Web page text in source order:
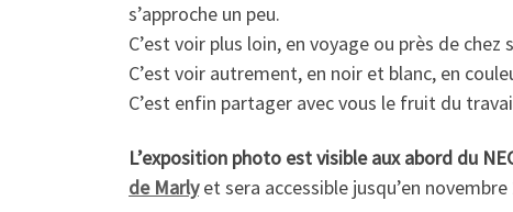
s’approche un peu.
C’est voir plus loin, en voyage ou près de chez
C’est voir autrement, en noir et blanc, en
C’est enfin partager avec vous le fruit du
L’exposition photo est visible aux abord du
de Marlyet sera accessible jusqu’en novembre